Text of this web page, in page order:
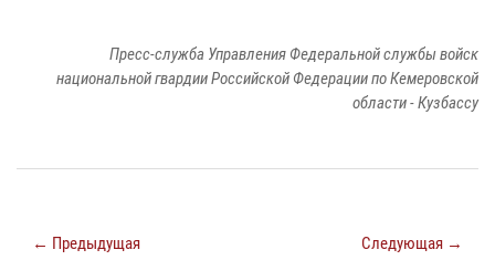
Пресс-служба Управления Федеральной службы войск
национальной гвардии Российской Федерации по Кемеровской
области - Кузбассу
← Предыдущая Следующая →